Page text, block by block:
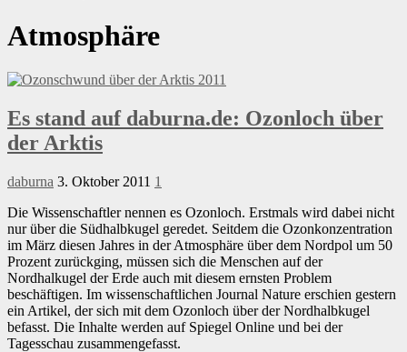
Atmosphäre
Es stand auf daburna.de: Ozonloch über
der Arktis
daburna 3. Oktober 2011 1
Die Wissenschaftler nennen es Ozonloch. Erstmals wird dabei nicht
nur über die Südhalbkugel geredet. Seitdem die Ozonkonzentration
im März diesen Jahres in der Atmosphäre über dem Nordpol um 50
Prozent zurückging, müssen sich die Menschen auf der
Nordhalkugel der Erde auch mit diesem ernsten Problem
beschäftigen. Im wissenschaftlichen Journal Nature erschien gestern
ein Artikel, der sich mit dem Ozonloch über der Nordhalbkugel
befasst. Die Inhalte werden auf Spiegel Online und bei der
Tagesschau zusammengefasst.